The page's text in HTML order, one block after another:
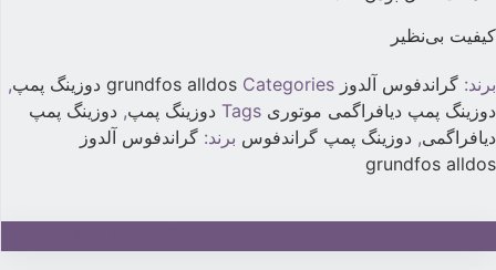
کیفیت بی‌نظیر
برند: گراندفوس آلدوز grundfos alldos Categories دوزینگ پمپ,
دوزینگ پمپ دیافراگمی موتوری Tags دوزینگ پمپ, دوزینگ پمپ
دیافراگمی, دوزینگ پمپ گراندفوس برند: گراندفوس آلدوز
grundfos alldos